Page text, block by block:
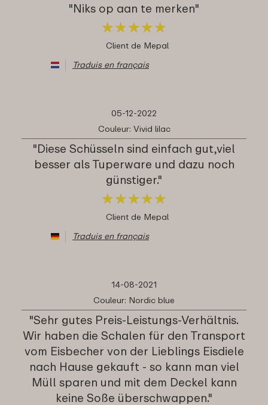
"Niks op aan te merken"
★★★★★
★★★★★
Client de Mepal
Traduis en français
05-12-2022
Couleur: Vivid lilac
"Diese Schüsseln sind einfach gut,viel
besser als Tuperware und dazu noch
günstiger."
★★★★★
★★★★★
Client de Mepal
Traduis en français
14-08-2021
Couleur: Nordic blue
"Sehr gutes Preis-Leistungs-Verhältnis.
Wir haben die Schalen für den Transport
vom Eisbecher von der Lieblings Eisdiele
nach Hause gekauft - so kann man viel
Müll sparen und mit dem Deckel kann
keine Soße überschwappen."